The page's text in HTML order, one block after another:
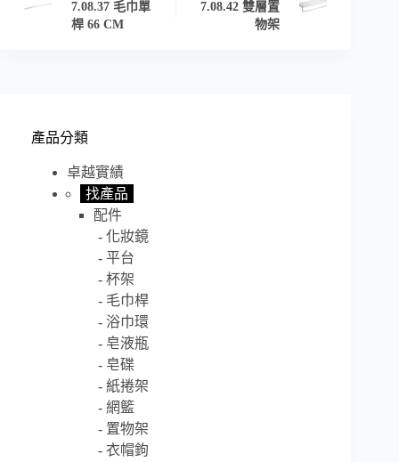
7.08.37 毛巾單
桿 66 CM
7.08.42 雙層置
物架
產品分類
卓越實績
找產品
配件
化妝鏡
平台
杯架
毛巾桿
浴巾環
皂液瓶
皂碟
紙捲架
網籃
置物架
衣帽鉤